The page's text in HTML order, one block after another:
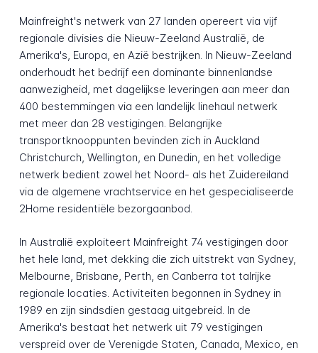
Mainfreight's netwerk van 27 landen opereert via vijf
regionale divisies die Nieuw-Zeeland Australië, de
Amerika's, Europa, en Azië bestrijken. In Nieuw-Zeeland
onderhoudt het bedrijf een dominante binnenlandse
aanwezigheid, met dagelijkse leveringen aan meer dan
400 bestemmingen via een landelijk linehaul netwerk
met meer dan 28 vestigingen. Belangrijke
transportknooppunten bevinden zich in Auckland
Christchurch, Wellington, en Dunedin, en het volledige
netwerk bedient zowel het Noord- als het Zuidereiland
via de algemene vrachtservice en het gespecialiseerde
2Home residentiële bezorgaanbod.
In Australië exploiteert Mainfreight 74 vestigingen door
het hele land, met dekking die zich uitstrekt van Sydney,
Melbourne, Brisbane, Perth, en Canberra tot talrijke
regionale locaties. Activiteiten begonnen in Sydney in
1989 en zijn sindsdien gestaag uitgebreid. In de
Amerika's bestaat het netwerk uit 79 vestigingen
verspreid over de Verenigde Staten, Canada, Mexico, en